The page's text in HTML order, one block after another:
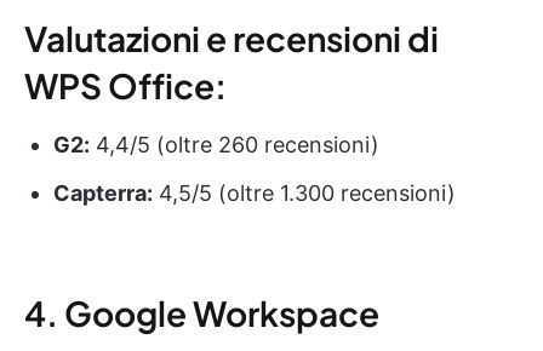
Valutazioni e recensioni di
WPS Office:
G2: 4,4/5 (oltre 260 recensioni)
Capterra: 4,5/5 (oltre 1.300 recensioni)
4. Google Workspace